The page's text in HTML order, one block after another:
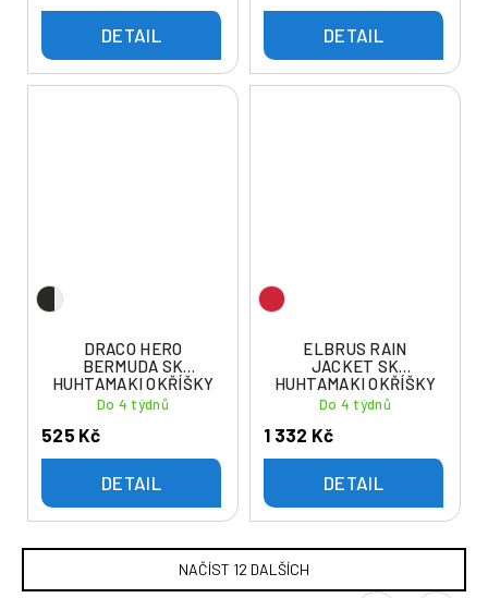
DETAIL DETAIL
DRACO HERO
BERMUDA SK
HUHTAMAKI OKŘÍŠKY
Do 4 týdnů
525 Kč
DETAIL
ELBRUS RAIN
JACKET SK
HUHTAMAKI OKŘÍŠKY
Do 4 týdnů
1 332 Kč
DETAIL
NAČÍST 12 DALŠÍCH